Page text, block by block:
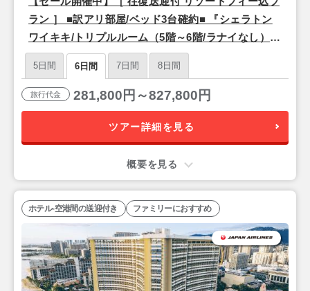
ラン ］ ■訳アリ部屋/ベッド3台確約■ 『シェラトン
ワイキキ/トリプルルーム（5階～6階/ラナイなし）』
＜関空発・アラスカ航空（ハワイアンブランド便）
利用＞ 4泊6日間
5日間 6日間 7日間 8日間
旅行代金 281,800円～827,800円
ツアー詳細を見る
概要を見る
ホテル-空港間の送迎付き ファミリーにおすすめ